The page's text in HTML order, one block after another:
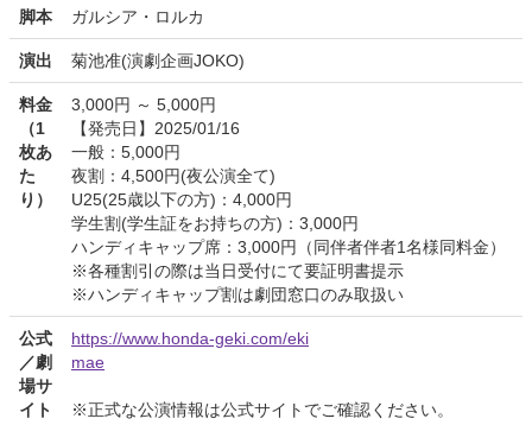
脚本 ガルシア・ロルカ
演出 菊池准(演劇企画JOKO)
料金
（1
枚あ
た
り）
3,000円 ～ 5,000円
【発売日】2025/01/16
一般：5,000円
夜割：4,500円(夜公演全て)
U25(25歳以下の方)：4,000円
学生割(学生証をお持ちの方)：3,000円
ハンディキャップ席：3,000円（同伴者伴者1名様同料金）
※各種割引の際は当日受付にて要証明書提示
※ハンディキャップ割は劇団窓口のみ取扱い
公式
／劇
場サ
イト
https://www.honda-geki.com/eki
mae
※正式な公演情報は公式サイトでご確認ください。